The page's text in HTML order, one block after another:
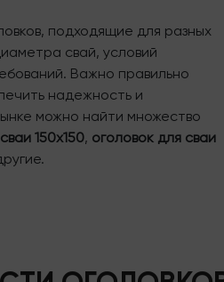
подходящие для разных
свай, условий
Важно правильно
надежность и
можно найти множество
150х150, оголовок для сваи